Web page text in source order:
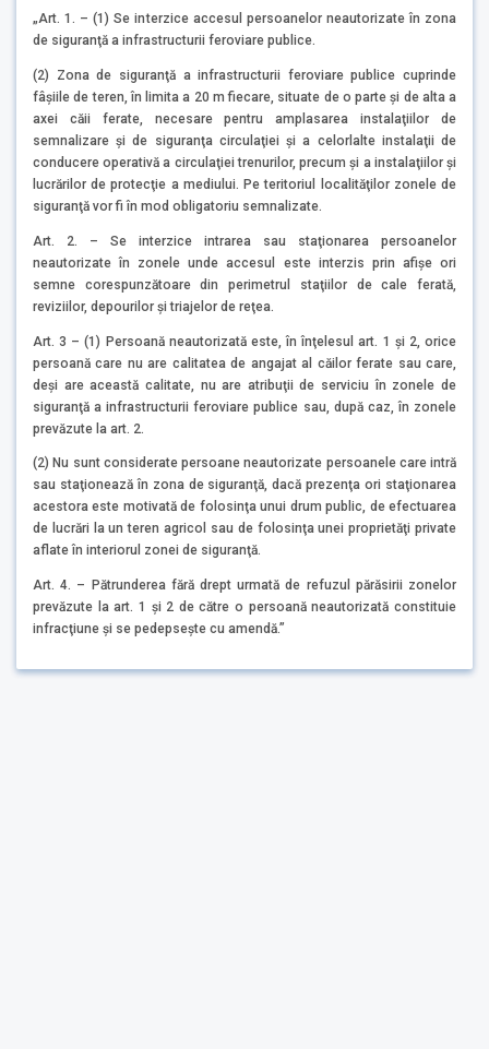
„Art. 1. – (1) Se interzice accesul persoanelor neautorizate în zona
de siguranţă a infrastructurii feroviare publice.
(2) Zona de siguranţă a infrastructurii feroviare publice cuprinde
fâşiile de teren, în limita a 20 m fiecare, situate de o parte şi de alta a
axei căii ferate, necesare pentru amplasarea instalaţiilor de
semnalizare şi de siguranţa circulaţiei şi a celorlalte instalaţii de
conducere operativă a circulaţiei trenurilor, precum şi a instalaţiilor şi
lucrărilor de protecţie a mediului. Pe teritoriul localităţilor zonele de
siguranţă vor fi în mod obligatoriu semnalizate.
Art. 2. – Se interzice intrarea sau staţionarea persoanelor
neautorizate în zonele unde accesul este interzis prin afişe ori
semne corespunzătoare din perimetrul staţiilor de cale ferată,
reviziilor, depourilor şi triajelor de reţea.
Art. 3 – (1) Persoană neautorizată este, în înţelesul art. 1 şi 2, orice
persoană care nu are calitatea de angajat al căilor ferate sau care,
deşi are această calitate, nu are atribuţii de serviciu în zonele de
siguranţă a infrastructurii feroviare publice sau, după caz, în zonele
prevăzute la art. 2.
(2) Nu sunt considerate persoane neautorizate persoanele care intră
sau staţionează în zona de siguranţă, dacă prezenţa ori staţionarea
acestora este motivată de folosinţa unui drum public, de efectuarea
de lucrări la un teren agricol sau de folosinţa unei proprietăţi private
aflate în interiorul zonei de siguranţă.
Art. 4. – Pătrunderea fără drept urmată de refuzul părăsirii zonelor
prevăzute la art. 1 şi 2 de către o persoană neautorizată constituie
infracţiune şi se pedepseşte cu amendă.”